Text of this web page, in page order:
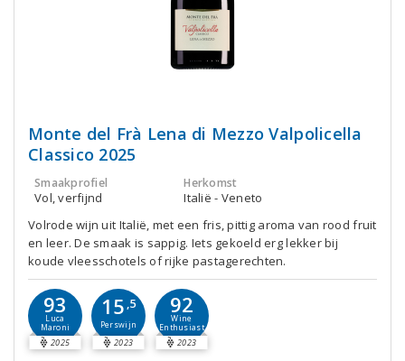
Monte del Frà Lena di Mezzo Valpolicella
Classico 2025
Smaakprofiel
Vol, verfijnd
Herkomst
Italië - Veneto
Volrode wijn uit Italië, met een fris, pittig aroma van rood fruit
en leer. De smaak is sappig. Iets gekoeld erg lekker bij
koude vleesschotels of rijke pastagerechten.
93
Luca
Maroni
2025
15 ,5
Perswijn
2023
92
Wine
Enthusiast
2023